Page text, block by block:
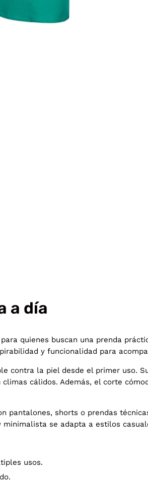
a día
quienes buscan una prenda
y funcionalidad para
contra la piel desde el primer uso.
cálidos. Además, el corte
pantalones, shorts o prendas
se adapta a estilos
usos.